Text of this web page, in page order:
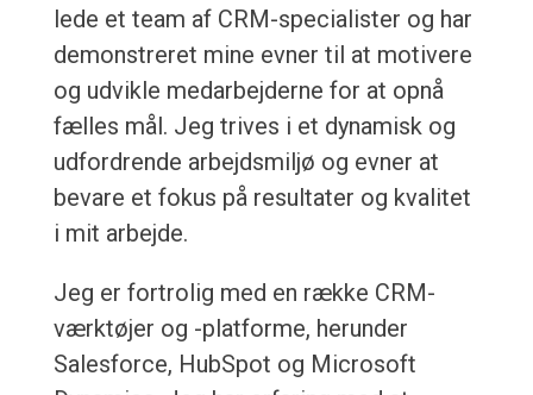
lede et team af CRM-specialister og har
demonstreret mine evner til at motivere
og udvikle medarbejderne for at opnå
fælles mål. Jeg trives i et dynamisk og
udfordrende arbejdsmiljø og evner at
bevare et fokus på resultater og kvalitet
i mit arbejde.
Jeg er fortrolig med en række CRM-
værktøjer og -platforme, herunder
Salesforce, HubSpot og Microsoft